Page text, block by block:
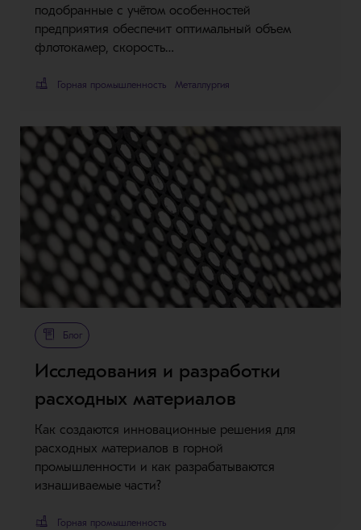
подобранные с учётом особенностей
предприятия обеспечит оптимальный объем
флотокамер, скорость…
Горная промышленность Металлургия
Блог
Исследования и разработки
расходных материалов
Как создаются инновационные решения для
расходных материалов в горной
промышленности и как разрабатываются
изнашиваемые части?
Горная промышленность